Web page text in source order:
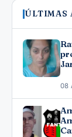
ÚLTIMAS
08